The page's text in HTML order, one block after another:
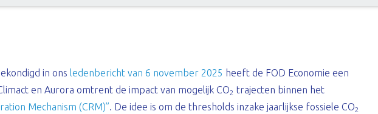
in ons ledenbericht van 6 november 2025 heeft de FOD Economie een
en Aurora omtrent de impact van mogelijk CO2 trajecten binnen het
Mechanism (CRM)”. De idee is om de thresholds inzake jaarlijkse fossiele CO2